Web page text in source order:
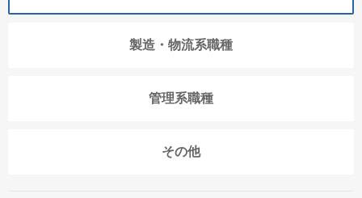
製造・物流系職種
管理系職種
その他